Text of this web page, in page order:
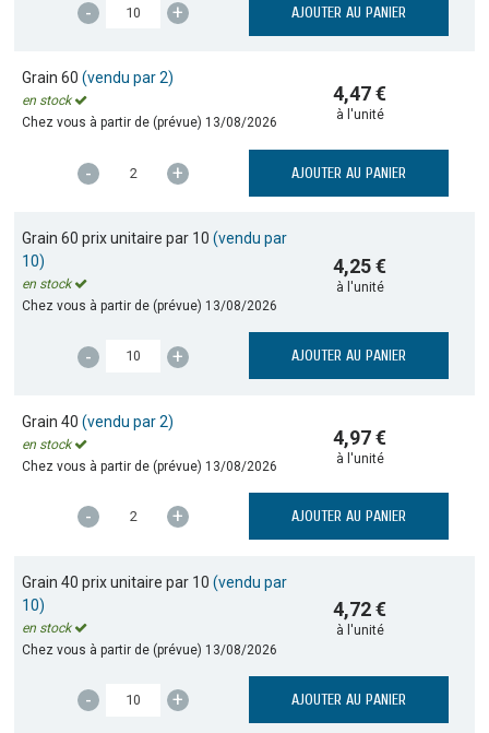
- + AJOUTER AU PANIER
Grain 60(vendu par 2)
en stock
Chez vous à partir de (prévue) 13/08/2026
4,47 €
à l'unité
- + AJOUTER AU PANIER
Grain 60 prix unitaire par 10(vendu par
10)
en stock
Chez vous à partir de (prévue) 13/08/2026
4,25 €
à l'unité
- + AJOUTER AU PANIER
Grain 40(vendu par 2)
en stock
Chez vous à partir de (prévue) 13/08/2026
4,97 €
à l'unité
- + AJOUTER AU PANIER
Grain 40 prix unitaire par 10(vendu par
10)
en stock
Chez vous à partir de (prévue) 13/08/2026
4,72 €
à l'unité
- + AJOUTER AU PANIER